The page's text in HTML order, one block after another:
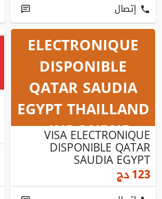
إتصال
VISA
ELECTRONIQUE
DISPONIBLE
QATAR SAUDIA
EGYPT THAILLAND
INDONESIE...
VISA ELECTRONIQUE
DISPONIBLE QATAR
SAUDIA EGYPT
THAILLAND INDONESIE...
123دج